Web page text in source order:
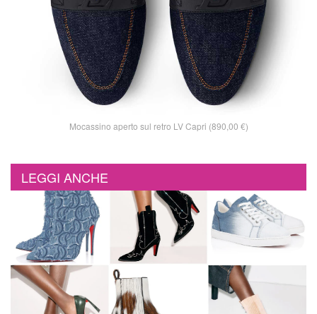
Mocassino aperto sul retro LV Capri (890,00 €)
LEGGI ANCHE